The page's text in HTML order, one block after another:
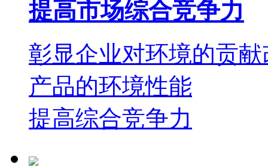
提高市场综合竞争力
彰显企业对环境的贡献
产品的环境性能
提高综合竞争力